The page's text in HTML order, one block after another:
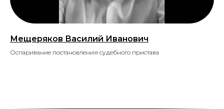
Мещеряков Василий Иванович
Оспаривание постановления судебного пристава